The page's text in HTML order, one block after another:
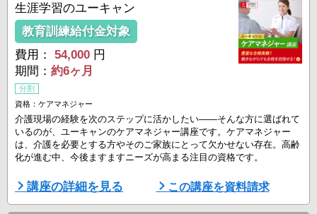
生涯学習のユーキャン
教育訓練給付金対象
費用：
54,000 円
期間： 約6ヶ月
分割
資格：ケアマネジャー
介護現場の経験を次のステップに活かしたい――そんな方に選ばれて
いるのが、ユーキャンのケアマネジャー講座です。ケアマネジャー
は、介護を必要とする方やそのご家族にとって欠かせない存在。高齢
化が進む中、今後ますますニーズが高まる注目の資格です。
ユーキャンの講座は、はじめて試験にチャレンジする方でも安心のカ
リキュラム。わかりやすさを追求したオリジナルテキストで、専門用
語が多い法律や制度の分野も無理なく理解できます。過去の試験傾向
講座の詳細を見る この講座を資料請求